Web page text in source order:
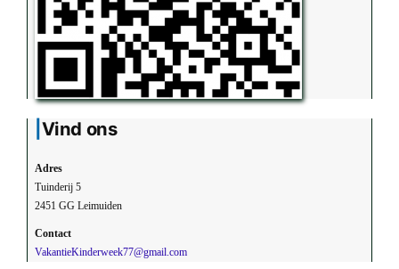
Vind ons
Adres
Tuinderij 5
2451 GG Leimuiden
Contact
VakantieKinderweek77@gmail.com